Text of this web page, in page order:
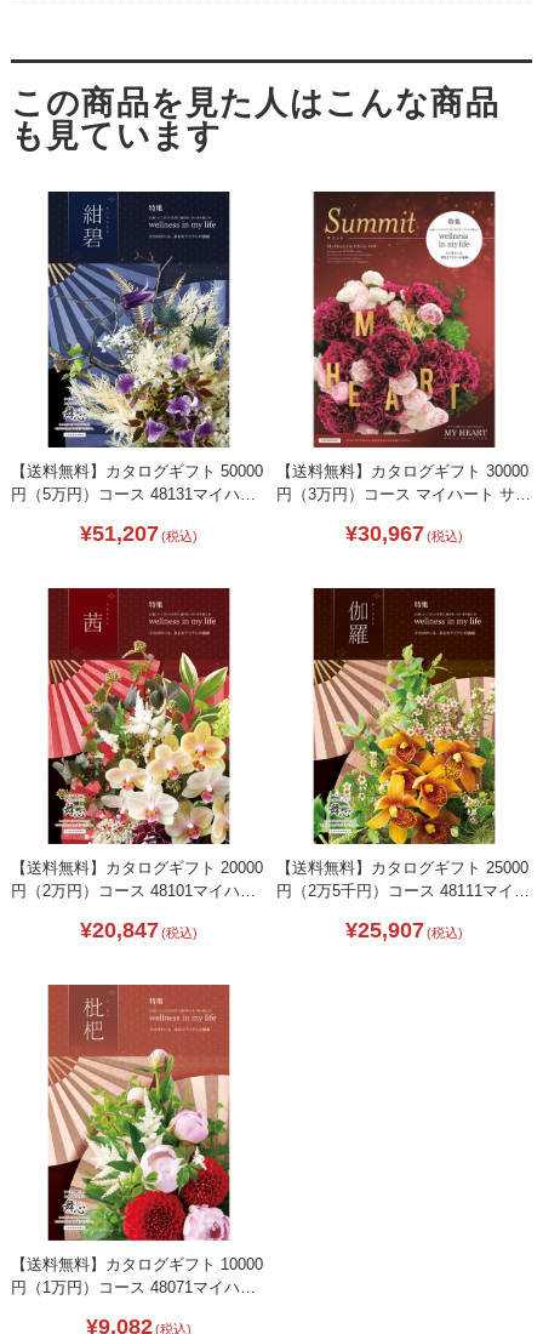
【送料無料】カタログギフト 50000
円（5万円）コース 48131マイハー
¥51,207(税込)
【送料無料】カタログギフト 30000
円（3万円）コース マイハート サミ
¥30,967(税込)
【送料無料】カタログギフト 20000
円（2万円）コース 48101マイハー
¥20,847(税込)
【送料無料】カタログギフト 25000
円（2万5千円）コース 48111マイハ
¥25,907(税込)
【送料無料】カタログギフト 10000
円（1万円）コース 48071マイハー
¥9,082(税込)